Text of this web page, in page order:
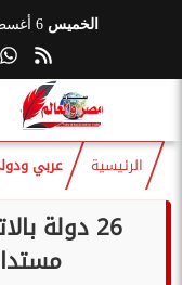
الخميس
الرئيسية عربي
26 دولة